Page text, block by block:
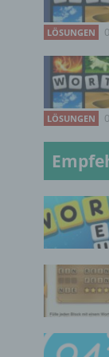
LÖSUNGEN
LÖSUNGEN